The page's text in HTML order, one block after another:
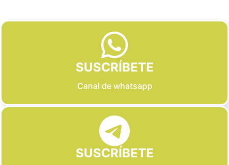
SUSCRÍBETE
Canal de whatsapp
SUSCRÍBETE